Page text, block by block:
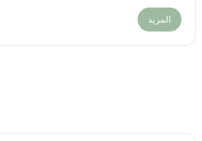
المزيد